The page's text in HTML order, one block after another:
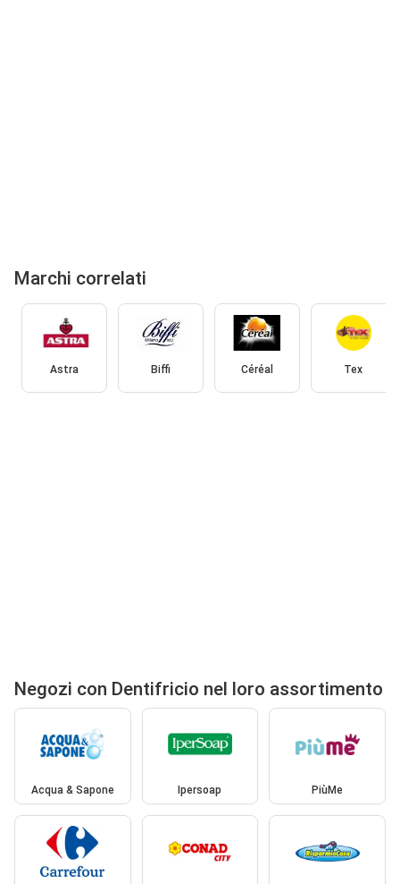
Marchi correlati
Astra Biffi Céréal Tex
Negozi con Dentifricio nel loro assortimento
Acqua & Sapone Ipersoap PiùMe